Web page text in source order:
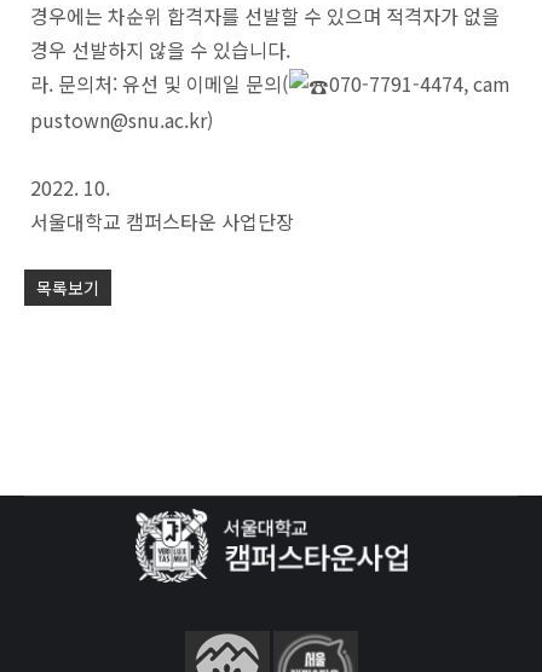
경우에는 차순위 합격자를 선발할 수 있으며 적격자가 없을
경우 선발하지 않을 수 있습니다.
라. 문의처: 유선 및 이메일 문의(
070-7791-4474, cam
pustown@snu.ac.kr)
2022. 10.
서울대학교 캠퍼스타운 사업단장
목록보기